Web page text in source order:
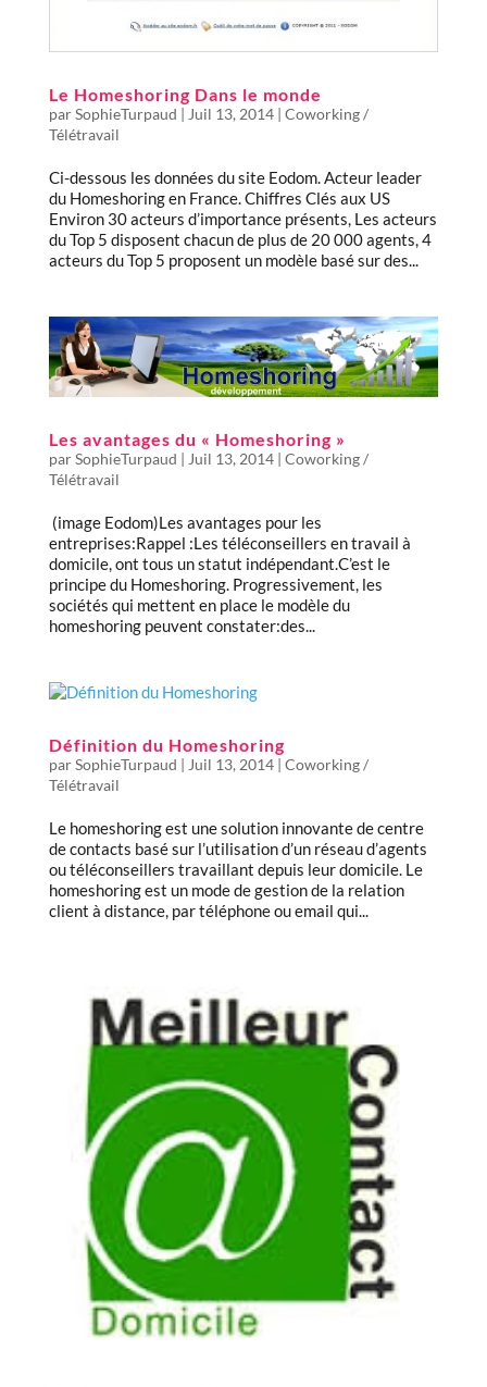
Le Homeshoring Dans le monde
parSophieTurpaud | Juil 13, 2014| Coworking /
Télétravail
Ci-dessous les données du site Eodom. Acteur leader
du Homeshoring en France. Chiffres Clés aux US
Environ 30 acteurs d’importance présents, Les acteurs
du Top 5 disposent chacun de plus de 20 000 agents, 4
acteurs du Top 5 proposent un modèle basé sur des...
Les avantages du « Homeshoring »
parSophieTurpaud | Juil 13, 2014| Coworking /
Télétravail
(image Eodom)Les avantages pour les
entreprises:Rappel :Les téléconseillers en travail à
domicile, ont tous un statut indépendant.C’est le
principe du Homeshoring. Progressivement, les
sociétés qui mettent en place le modèle du
homeshoring peuvent constater:des...
Définition du Homeshoring
parSophieTurpaud | Juil 13, 2014| Coworking /
Télétravail
Le homeshoring est une solution innovante de centre
de contacts basé sur l’utilisation d’un réseau d’agents
ou téléconseillers travaillant depuis leur domicile. Le
homeshoring est un mode de gestion de la relation
client à distance, par téléphone ou email qui...